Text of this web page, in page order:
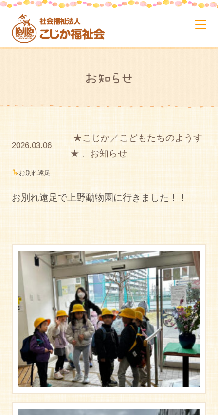
お知らせ
2026.03.06
★こじか／こどもたちのようす
★ , お知らせ
お別れ遠足
お別れ遠足で上野動物園に行きました！！